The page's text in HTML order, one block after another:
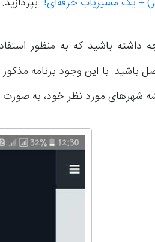
باشید. با این وجود برنامه مذکور
شهرهای مورد نظر خود، به صورت